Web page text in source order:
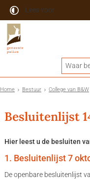
Lees voor
Home Bestuur College van B&W
Besluitenlijst
Hier leest u de besluiten
1. Besluitenlijst 7
De openbare besluitenlijst